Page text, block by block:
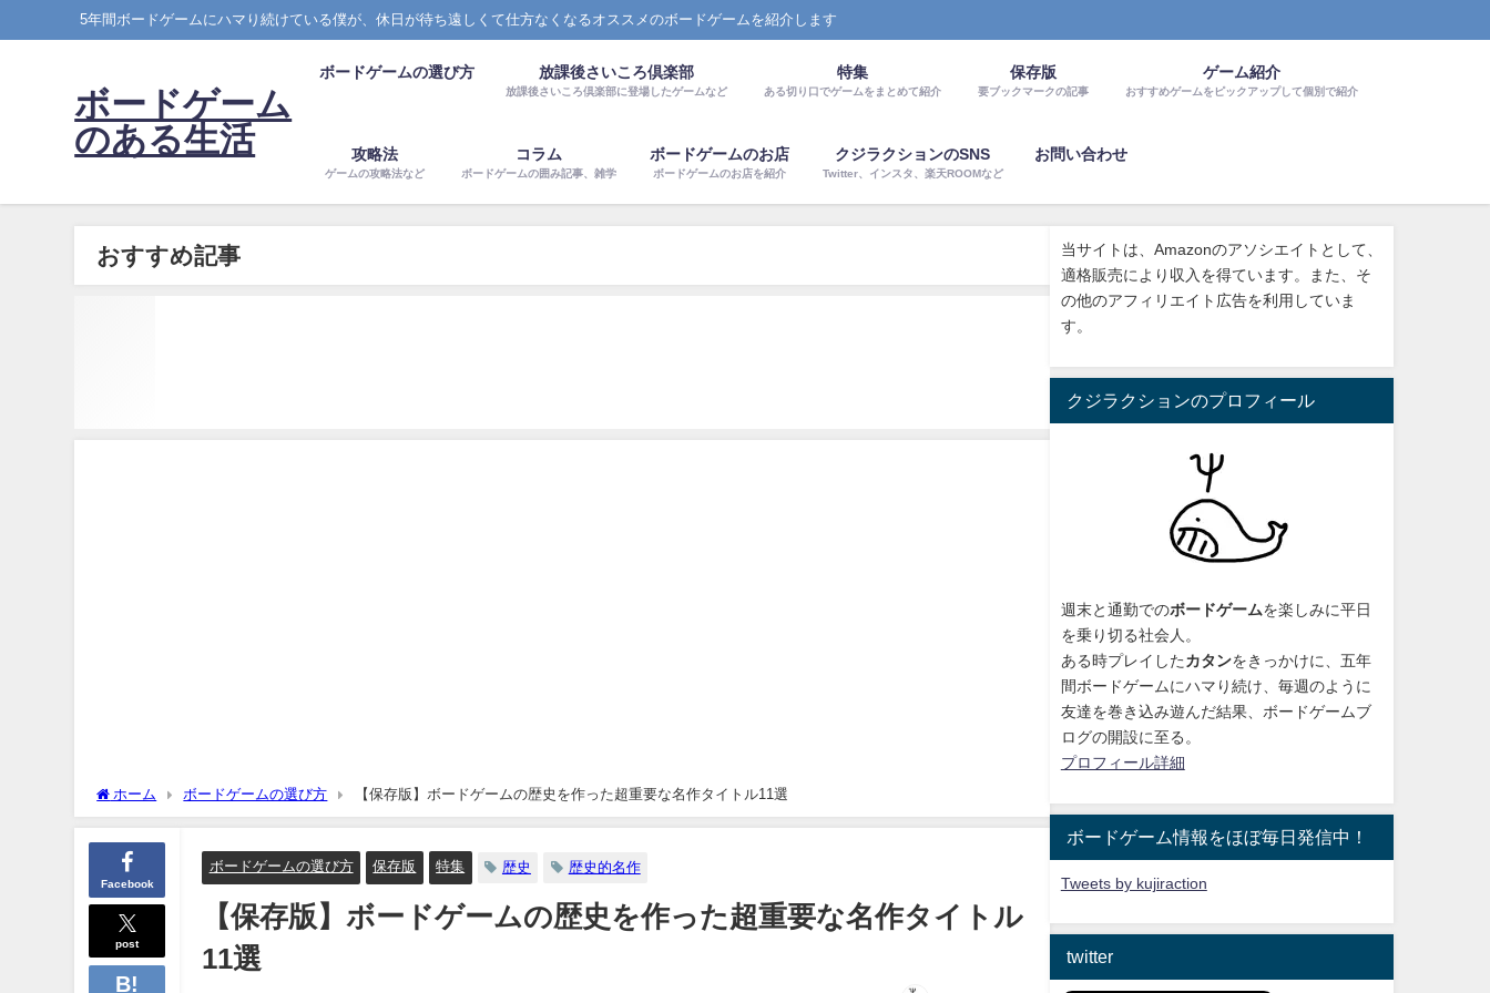
5年間ボードゲームにハマり続けている僕が、休日が待ち遠しくて仕方なくなるオススメのボードゲームを紹介します
ボードゲーム
のある生活
ボードゲームの選び方 放課後さいころ倶楽部
放課後さいころ倶楽部に登場したゲームなど
特集
ある切り口でゲームをまとめて紹介
保存版
要ブックマークの記事
ゲーム紹介
おすすめゲームをピックアップして個別で紹介
攻略法
ゲームの攻略法など
コラム
ボードゲームの囲み記事、雑学
ボードゲームのお店
ボードゲームのお店を紹介
クジラクションのSNS
Twitter、インスタ、楽天ROOMなど
お問い合わせ
おすすめ記事
ホーム ボードゲームの選び方 【保存版】ボードゲームの歴史を作った超重要な名作タイトル11選
Facebook
post
ボードゲームの選び方 保存版 特集 歴史 歴史的名作
【保存版】ボードゲームの歴史を作った超重要な名作タイトル
11選
当サイトは、Amazonのアソシエイトとして、
適格販売により収入を得ています。また、そ
の他のアフィリエイト広告を利用していま
す。
クジラクションのプロフィール
週末と通勤でのボードゲームを楽しみに平日
を乗り切る社会人。
ある時プレイした カタンをきっかけに、 五年
間ボードゲームにハマり続け 、毎週のように
友達を巻き込み遊んだ結果、ボードゲームブ
ログの開設に至る。
プロフィール詳細
ボードゲーム情報をほぼ毎日発信中！
Tweets by kujiraction
twitter